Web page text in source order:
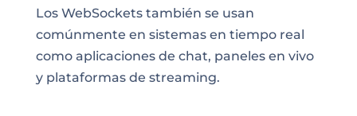
Los WebSockets también se usan
comúnmente en sistemas en tiempo real
como aplicaciones de chat, paneles en vivo
y plataformas de streaming.